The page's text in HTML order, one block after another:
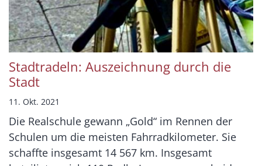
Stadtradeln: Auszeichnung durch die
Stadt
11. Okt. 2021
Die Realschule gewann „Gold“ im Rennen der
Schulen um die meisten Fahrradkilometer. Sie
schaffte insgesamt 14 567 km. Insgesamt